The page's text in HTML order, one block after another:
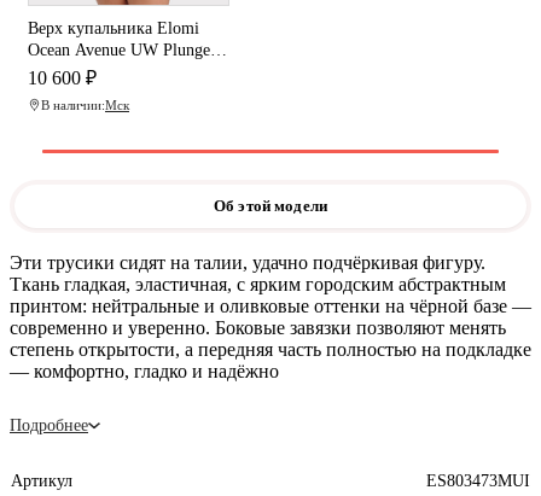
Верх купальника Elomi
Ocean Avenue UW Plunge
Bikini Top (Multi)
10 600 ₽
В наличии:Мск
Об этой модели
Эти трусики сидят на талии, удачно подчёркивая фигуру.
Ткань гладкая, эластичная, с ярким городским абстрактным
принтом: нейтральные и оливковые оттенки на чёрной базе —
современно и уверенно. Боковые завязки позволяют менять
степень открытости, а передняя часть полностью на подкладке
— комфортно, гладко и надёжно
Подробнее
Артикул ES803473MUI